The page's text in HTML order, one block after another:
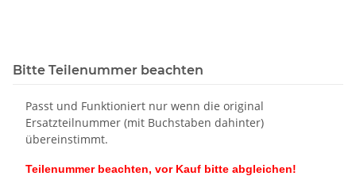
Bitte Teilenummer beachten
Passt und Funktioniert nur wenn die original
Ersatzteilnummer (mit Buchstaben dahinter)
übereinstimmt.
Teilenummer beachten, vor Kauf bitte abgleichen!